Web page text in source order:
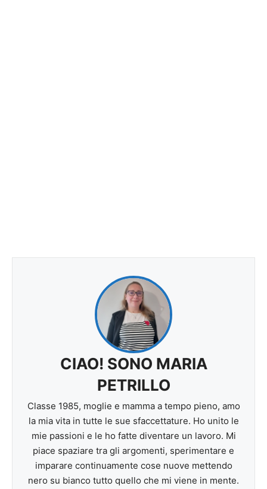
CIAO! SONO MARIA
PETRILLO
Classe 1985, moglie e mamma a tempo pieno, amo
la mia vita in tutte le sue sfaccettature. Ho unito le
mie passioni e le ho fatte diventare un lavoro. Mi
piace spaziare tra gli argomenti, sperimentare e
imparare continuamente cose nuove mettendo
nero su bianco tutto quello che mi viene in mente.